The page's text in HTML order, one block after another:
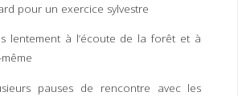
pour un exercice sylvestre
lentement à l’écoute de la forêt et à
pauses de rencontre avec les